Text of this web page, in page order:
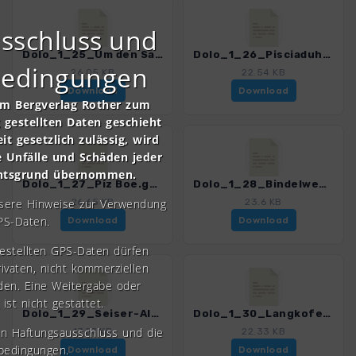
Dolo_1_25_Um den Sass da Ciampac.gpx
26.05 KB
Download
Dolo_1_26_Pisciaduhuette.gpx
22.54 KB
Download
Dolo_1_27_Piz Boe.gpx
26.65 KB
Download
Dolo_1_28_Bindelweg.gpx
23.6 KB
Download
Dolo_1_29_Seiser-Alm-Rundweg.gpx
17.57 KB
Download
Dolo_1_30_Langkofelhuette-Confinboden.gpx
22.33 KB
Download
und
Bergverlag Rother zum
Daten geschieht
gesetzlich zulässig, wird
und Schäden jeder
übernommen.
Hinweise zur Verwendung
Daten.
GPS-Daten dürfen
nicht kommerziellen
Eine Weitergabe oder
ist nicht gestattet.
Haftungsausschluss und die